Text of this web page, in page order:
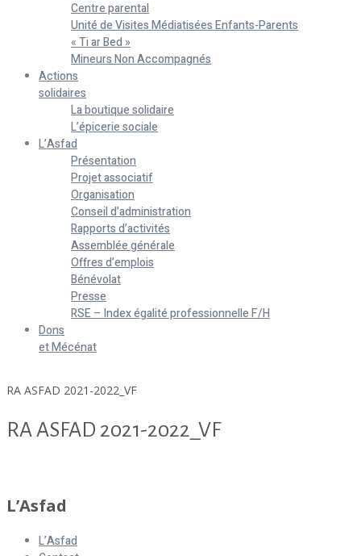
Centre parental
Unité de Visites Médiatisées Enfants-Parents
« Ti ar Bed »
Mineurs Non Accompagnés
Actions
solidaires
La boutique solidaire
L’épicerie sociale
L’Asfad
Présentation
Projet associatif
Organisation
Conseil d’administration
Rapports d’activités
Assemblée générale
Offres d’emplois
Bénévolat
Presse
RSE – Index égalité professionnelle F/H
Dons
et Mécénat
RA ASFAD 2021-2022_VF
RA ASFAD 2021-2022_VF
L’Asfad
L’Asfad